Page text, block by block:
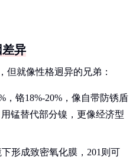
异
但就像性格迥异的兄弟：
，铬18%-20%，像自带防锈盾
锰替代部分镍，更像经济型
形成致密氧化膜，201则可